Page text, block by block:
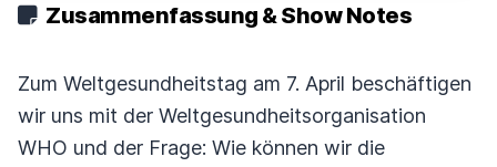
Zusammenfassung & Show Notes
Zum Weltgesundheitstag am 7. April beschäftigen
wir uns mit der Weltgesundheitsorganisation
WHO und der Frage: Wie können wir die